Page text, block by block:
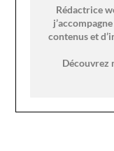
Rédactrice
contenus et
Découvrez